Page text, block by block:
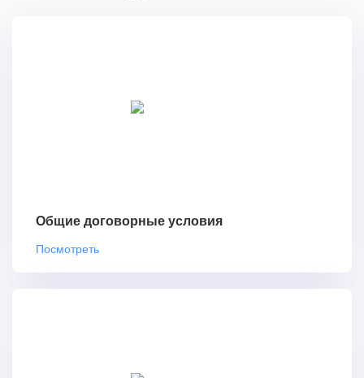
Общие договорные условия
Посмотреть